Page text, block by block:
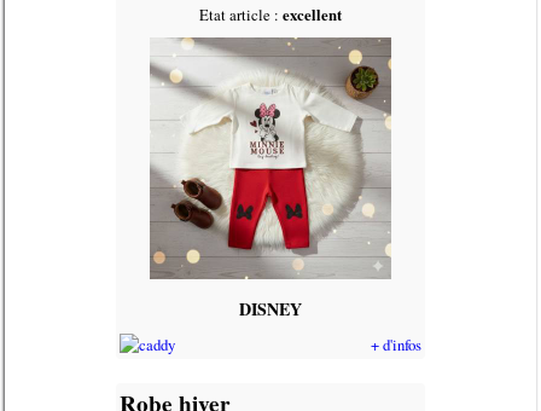
Etat article : excellent
DISNEY
+ d'infos
Robe hiver